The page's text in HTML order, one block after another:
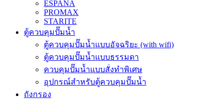
ESPANA
PROMAX
STARITE
ตู้ควบคุมปั๊มน้ำ
ตู้ควบคุมปั๊มน้ำแบบอัจฉริยะ (with wifi)
ตู้ควบคุมปั๊มน้ำแบบธรรมดา
ควบคุมปั๊มน้ำแบบสั่งทำพิเศษ
อุปกรณ์สำหรับตู้ควบคุมปั๊มน้ำ
ถังกรอง